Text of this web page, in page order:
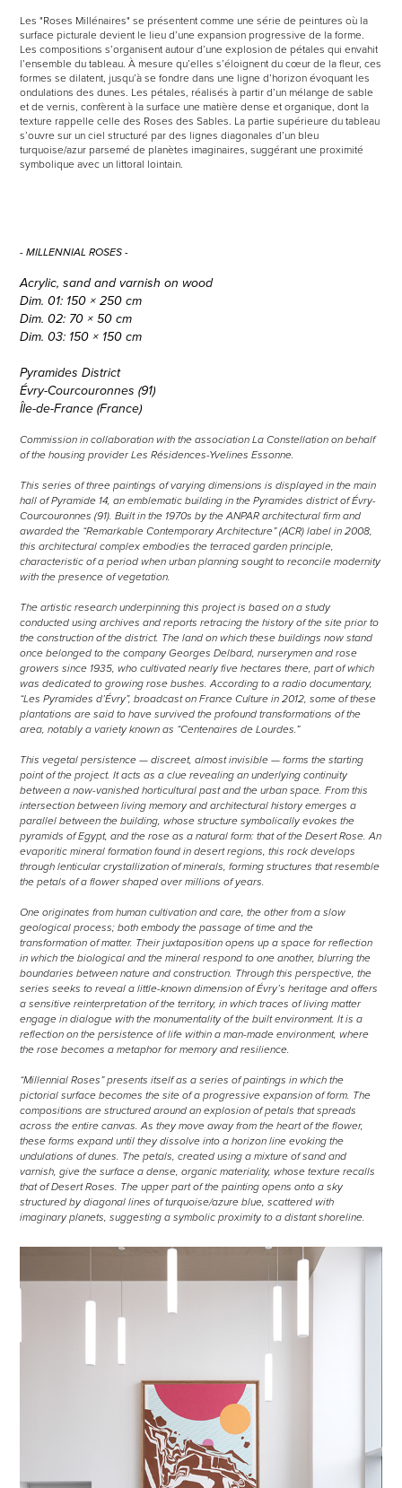
Les "Roses Millénaires" se présentent comme une série de peintures où la
surface picturale devient le lieu d’une expansion progressive de la forme.
Les compositions s’organisent autour d’une explosion de pétales qui envahit
l’ensemble du tableau. À mesure qu’elles s’éloignent du cœur de la fleur, ces
formes se dilatent, jusqu’à se fondre dans une ligne d’horizon évoquant les
ondulations des dunes. Les pétales, réalisés à partir d’un mélange de sable
et de vernis, confèrent à la surface une matière dense et organique, dont la
texture rappelle celle des Roses des Sables. La partie supérieure du tableau
s’ouvre sur un ciel structuré par des lignes diagonales d’un bleu
turquoise/azur parsemé de planètes imaginaires, suggérant une proximité
symbolique avec un littoral lointain.
- MILLENNIAL ROSES -
Acrylic, sand and varnish on wood
Dim. 01: 150 × 250 cm
Dim. 02: 70 × 50 cm
Dim. 03: 150 × 150 cm
Pyramides District
Évry-Courcouronnes (91)
Île-de-France (France)
Commission in collaboration with the association La Constellation on behalf
of the housing provider Les Résidences-Yvelines Essonne.
This series of three paintings of varying dimensions is displayed in the main
hall of Pyramide 14, an emblematic building in the Pyramides district of Évry-
Courcouronnes (91). Built in the 1970s by the ANPAR architectural firm and
awarded the “Remarkable Contemporary Architecture” (ACR) label in 2008,
this architectural complex embodies the terraced garden principle,
characteristic of a period when urban planning sought to reconcile modernity
with the presence of vegetation.
The artistic research underpinning this project is based on a study
conducted using archives and reports retracing the history of the site prior to
the construction of the district. The land on which these buildings now stand
once belonged to the company Georges Delbard, nurserymen and rose
growers since 1935, who cultivated nearly five hectares there, part of which
was dedicated to growing rose bushes. According to a radio documentary,
“Les Pyramides d’Évry”, broadcast on France Culture in 2012, some of these
plantations are said to have survived the profound transformations of the
area, notably a variety known as “Centenaires de Lourdes.”
This vegetal persistence — discreet, almost invisible — forms the starting
point of the project. It acts as a clue revealing an underlying continuity
between a now-vanished horticultural past and the urban space. From this
intersection between living memory and architectural history emerges a
parallel between the building, whose structure symbolically evokes the
pyramids of Egypt, and the rose as a natural form: that of the Desert Rose. An
evaporitic mineral formation found in desert regions, this rock develops
through lenticular crystallization of minerals, forming structures that resemble
the petals of a flower shaped over millions of years.
One originates from human cultivation and care, the other from a slow
geological process; both embody the passage of time and the
transformation of matter. Their juxtaposition opens up a space for reflection
in which the biological and the mineral respond to one another, blurring the
boundaries between nature and construction. Through this perspective, the
series seeks to reveal a little-known dimension of Évry’s heritage and offers
a sensitive reinterpretation of the territory, in which traces of living matter
engage in dialogue with the monumentality of the built environment. It is a
reflection on the persistence of life within a man-made environment, where
the rose becomes a metaphor for memory and resilience.
“Millennial Roses” presents itself as a series of paintings in which the
pictorial surface becomes the site of a progressive expansion of form. The
compositions are structured around an explosion of petals that spreads
across the entire canvas. As they move away from the heart of the flower,
these forms expand until they dissolve into a horizon line evoking the
undulations of dunes. The petals, created using a mixture of sand and
varnish, give the surface a dense, organic materiality, whose texture recalls
that of Desert Roses. The upper part of the painting opens onto a sky
structured by diagonal lines of turquoise/azure blue, scattered with
imaginary planets, suggesting a symbolic proximity to a distant shoreline.